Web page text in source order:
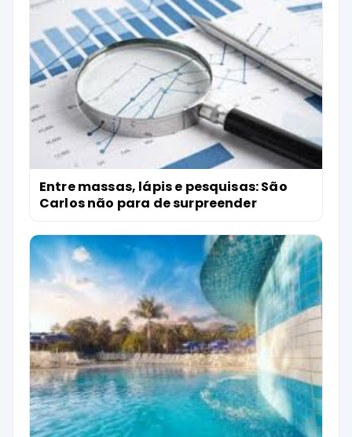
Entre massas, lápis e pesquisas: São
Carlos não para de surpreender